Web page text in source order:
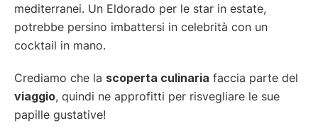
mediterranei. Un Eldorado per le star in estate,
potrebbe persino imbattersi in celebrità con un
cocktail in mano.
Crediamo che la scoperta culinaria faccia parte del
viaggio, quindi ne approfitti per risvegliare le sue
papille gustative!